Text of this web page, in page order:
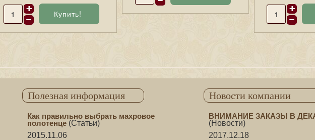
Полезная информация
Как правильно выбрать махровое
полотенце (Статьи)
2015.11.06
Новости компании
ВНИМАНИЕ ЗАКАЗЫ В
(Новости)
2017.12.18